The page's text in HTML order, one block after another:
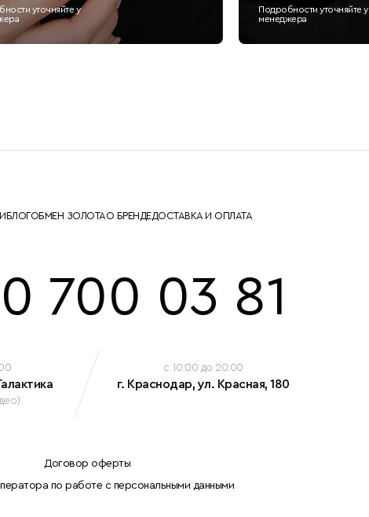
уточняйте у
Подробности уточняйте у
менеджера
БЛОГОБМЕН ЗОЛОТАО БРЕНДЕДОСТАВКА И ОПЛАТА
700 03 81
c 10:00 до 20:00
г. Краснодар, ул. Красная, 180
Договор оферты
по работе с персональными данными